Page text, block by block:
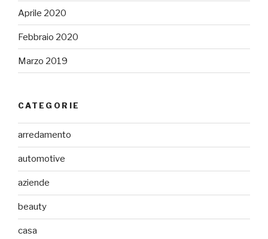
Aprile 2020
Febbraio 2020
Marzo 2019
CATEGORIE
arredamento
automotive
aziende
beauty
casa